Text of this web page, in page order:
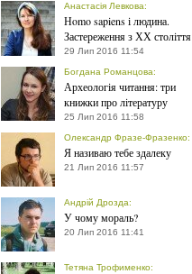
Анастасія Левкова:
Нomo sapiens і людина.
Застереження з ХХ століття
29 Лип 2016 11:54
Богдана Романцова:
Археологія читання: три
книжки про літературу
25 Лип 2016 11:58
Олександр Фразе-Фразенко:
Я називаю тебе здалеку
21 Лип 2016 11:57
Андрій Дрозда:
У чому мораль?
20 Лип 2016 11:41
Тетяна Трофименко: